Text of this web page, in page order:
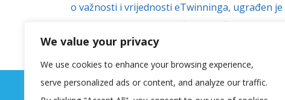
We value your privacy
We use cookies to enhance your browsing experience,
serve personalized ads or content, and analyze our traffic.
o važnosti i vrijednosti eTwinninga, ugrađen je
mogućnosti za šire i
promjene u sustavu obrazovanja, pridonose
[vc_column width=”1/4″][vc_single_image